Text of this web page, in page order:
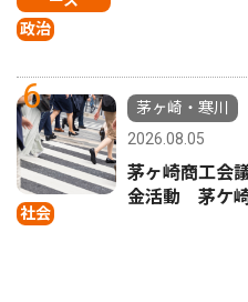
政治
6
社会
茅ヶ崎・寒川
2026.08.05
茅ヶ崎商工会
金活動 茅ケ